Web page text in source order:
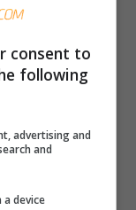
consent to
following
advertising and
and
device